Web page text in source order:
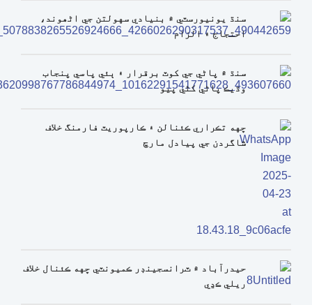
سنڌ يونيورسٽي ۾ بنيادي سهولتن جي اڻھوند،
احتجاج ۽ الزام
سنڌ ۾ پاڻي جي کوٽ برقرار ۽ ٻئي پاسي پنجاب
وڌيڪ پاڻي کڻي پيو
ڇهه تڪراري ڪئنالن ۽ ڪارپوريٽ فارمنگ خلاف
شاگردن جي پيادل مارچ
حيدرآباد ۾ ٽرانسجينڊر ڪميونٽي ڇهه ڪئنال خلاف
ريلي ڪڍي